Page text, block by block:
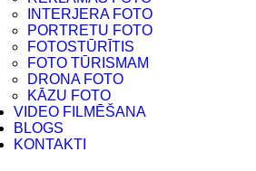
INTERJERA FOTO
PORTRETU FOTO
FOTOSTŪRĪTIS
FOTO TŪRISMAM
DRONA FOTO
KĀZU FOTO
VIDEO FILMĒŠANA
BLOGS
KONTAKTI